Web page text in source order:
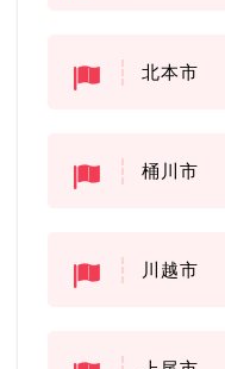
北本市
桶川市
川越市